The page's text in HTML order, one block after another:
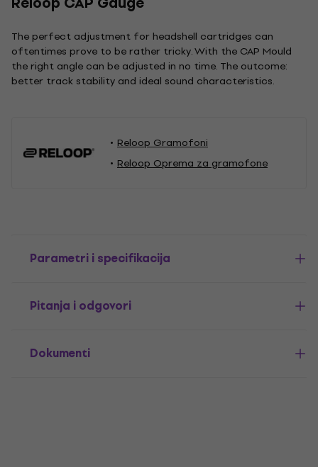
The perfect adjustment for headshell cartridges can
oftentimes prove to be rather tricky. With the CAP Mould
the right angle can be adjusted in no time. The outcome:
better track stability and ideal sound characteristics.
Reloop Gramofoni
Reloop Oprema za gramofone
Parametri i specifikacija
Pitanja i odgovori
Dokumenti